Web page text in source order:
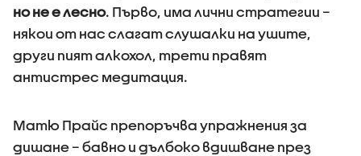
но не е лесно. Първо, има лични стратегии –
някои от нас слагат слушалки на ушите,
други пият алкохол, трети правят
антистрес медитация.
Матю Прайс препоръчва упражнения за
дишане – бавно и дълбоко вдишване през